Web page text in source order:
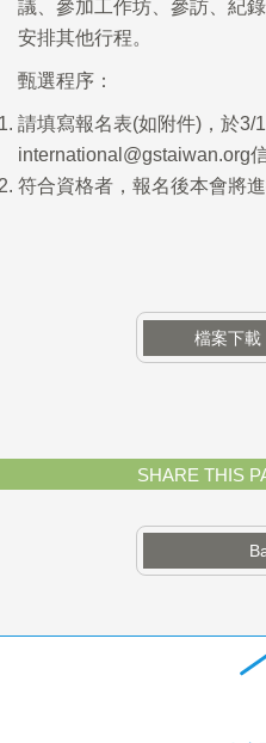
議、參加工作坊、參訪、紀
安排其他行程。
甄選程序：
請填寫報名表(如附件)，於3/
international@gstaiwan.org信
符合資格者，報名後本會將
檔案下載
SHARE THIS